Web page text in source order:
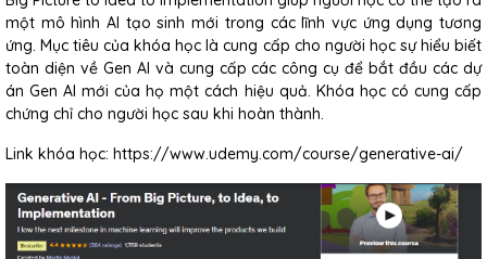
một mô hình AI tạo sinh mới trong các lĩnh vực ứng dụng tương
ứng. Mục tiêu của khóa học là cung cấp cho người học sự hiểu biết
toàn diện về Gen AI và cung cấp các công cụ để bắt đầu các dự
án Gen AI mới của họ một cách hiệu quả. Khóa học có cung cấp
chứng chỉ cho người học sau khi hoàn thành.
Link khóa học: https://www.udemy.com/course/generative-ai/